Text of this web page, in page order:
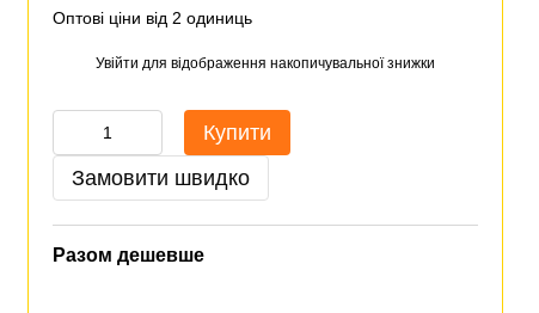
Оптові ціни від 2 одиниць
Увійти для відображення накопичувальної знижки
Купити
Замовити швидко
Разом дешевше